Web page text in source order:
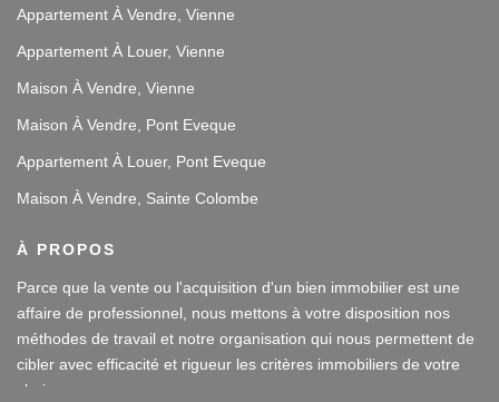
Appartement À Vendre, Vienne
Appartement À Louer, Vienne
Maison À Vendre, Vienne
Maison À Vendre, Pont Eveque
Appartement À Louer, Pont Eveque
Maison À Vendre, Sainte Colombe
À PROPOS
Parce que la vente ou l'acquisition d'un bien immobilier est une
affaire de professionnel, nous mettons à votre disposition nos
méthodes de travail et notre organisation qui nous permettent de
cibler avec efficacité et rigueur les critères immobiliers de votre
choix.